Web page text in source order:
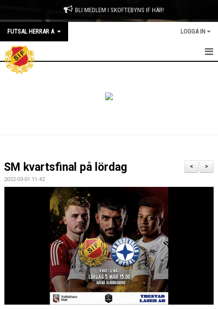
BLI MEDLEM I SKOFTEBYNS IF HÄR!
FUTSAL HERRAR A LOGGA IN
HEM
BILDGALLERI
>
<
SM kvartsfinal på lördag
2022-03-01 11:42